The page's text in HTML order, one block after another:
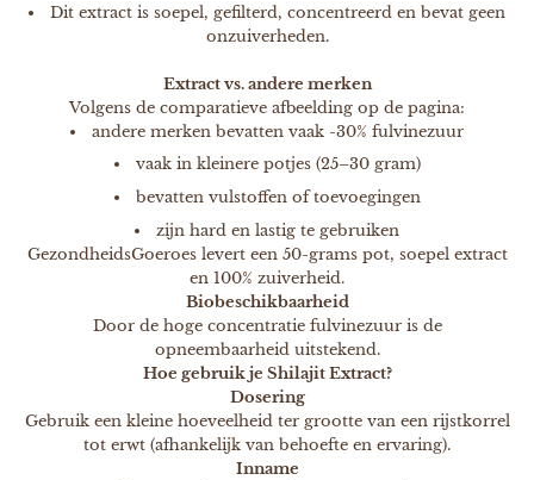
Dit extract is soepel, gefilterd, concentreerd en bevat geen
onzuiverheden.
Extract vs. andere merken
Volgens de comparatieve afbeelding op de pagina:
andere merken bevatten vaak -30% fulvinezuur
vaak in kleinere potjes (25–30 gram)
bevatten vulstoffen of toevoegingen
zijn hard en lastig te gebruiken
GezondheidsGoeroes levert een 50-grams pot, soepel extract
en 100% zuiverheid.
Biobeschikbaarheid
Door de hoge concentratie fulvinezuur is de
opneembaarheid uitstekend.
Hoe gebruik je Shilajit Extract?
Dosering
Gebruik een kleine hoeveelheid ter grootte van een rijstkorrel
tot erwt (afhankelijk van behoefte en ervaring).
Inname